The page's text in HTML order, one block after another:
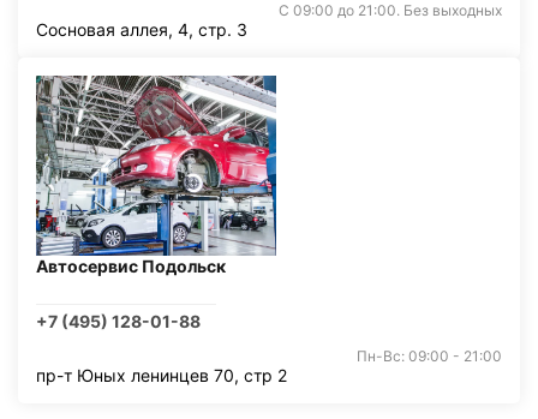
С 09:00 до 21:00. Без выходных
Сосновая аллея, 4, стр. 3
Автосервис Подольск
+7 (495) 128-01-88
Пн-Вс: 09:00 - 21:00
пр-т Юных ленинцев 70, стр 2